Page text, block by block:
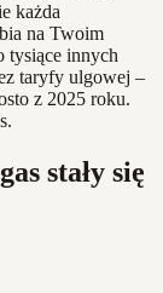
każda
na Twoim
tysiące innych
taryfy ulgowej –
z 2025 roku.
stały się